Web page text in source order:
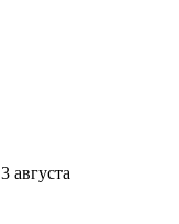
3 августа